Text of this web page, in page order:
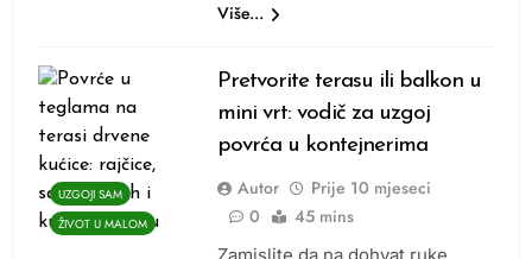
Više...
UZGOJI SAM
ŽIVOT U MALOM
Pretvorite terasu ili balkon u
mini vrt: vodič za uzgoj
povrća u kontejnerima
Autor Prije 10 mjeseci
0
45 mins